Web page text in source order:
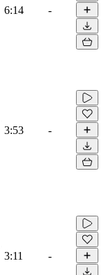
6:14 -
3:53 -
3:11 -